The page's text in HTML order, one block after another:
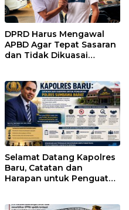
DPRD Harus Mengawal
APBD Agar Tepat Sasaran
dan Tidak Dikuasai
Selamat Datang Kapolres
Baru, Catatan dan
Harapan untuk Penguatan